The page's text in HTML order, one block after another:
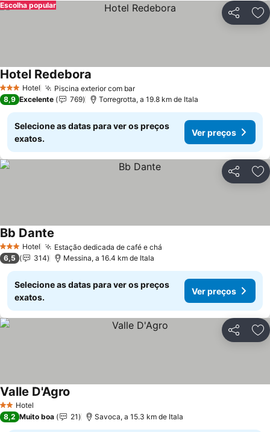
Partilhar
Escolha popular
3 EstrelasHotel Piscina exterior com bar
Hotel Redebora
8,9 Excelente 769 Torregrotta, a 19.8 km de Itala
Selecione as datas para ver os preços
exatos.
Ver preços
Partilhar
3 EstrelasHotel Estação dedicada de café e chá
Bb Dante
6,5 314 Messina, a 16.4 km de Itala
Selecione as datas para ver os preços
exatos.
Ver preços
Partilhar
2 Estrelas
Hotel
Valle D'Agro
8,2 Muito boa 21 Savoca, a 15.3 km de Itala